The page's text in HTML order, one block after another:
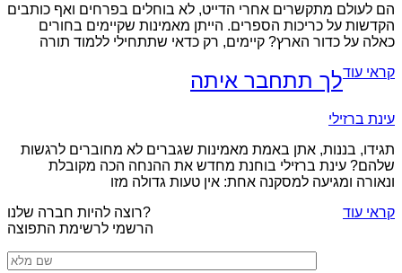
הם לעולם מתקשרים אחרי הדייט, לא בוחלים בפרחים ואף כותבים
הקדשות על כריכות הספרים. הייתן מאמינות שקיימים בחורים
כאלה על כדור הארץ? קיימים, רק כדאי שתתחילי ללמוד תורה
קראי עודלך תתחבר איתה
עינת ברזילי
תגידו, בננות, אתן באמת מאמינות שגברים לא מחוברים לרגשות
שלהם? עינת ברזילי בוחנת מחדש את ההנחה הכה מקובלת
ונאורה ומגיעה למסקנה אחת: אין טעות גדולה מזו
קראי עוד
רוצה להיות חברה שלנו?
הרשמי לרשימת התפוצה